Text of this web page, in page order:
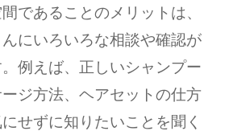
であることのメリットは、
にいろいろな相談や確認が
例えば、正しいシャンプー
ジ方法、ヘアセットの仕方
せずに知りたいことを聞く